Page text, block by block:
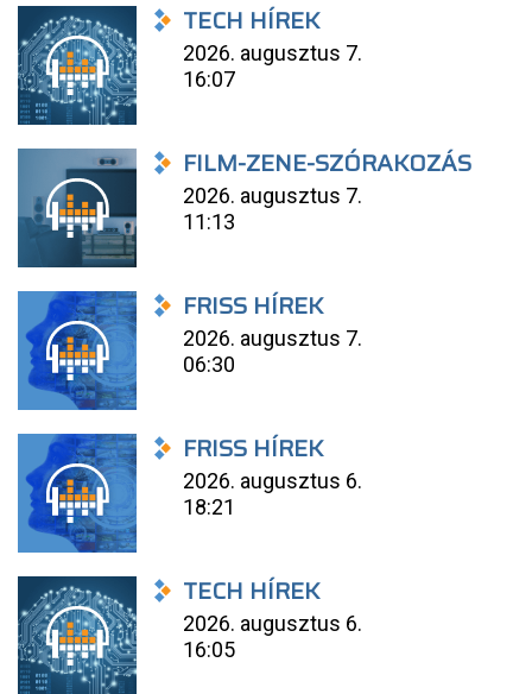
TECH HÍREK
2026. augusztus 7.
16:07
FILM-ZENE-SZÓRAKOZÁS
2026. augusztus 7.
11:13
FRISS HÍREK
2026. augusztus 7.
06:30
FRISS HÍREK
2026. augusztus 6.
18:21
TECH HÍREK
2026. augusztus 6.
16:05